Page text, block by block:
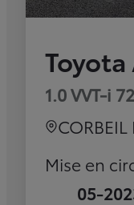
Toyota
1.0 VVT-i
CORBEIL
Mise en
05-